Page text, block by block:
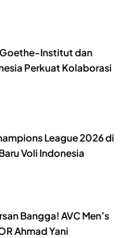
Institut dan
Perkuat Kolaborasi
League 2026 di
Voli Indonesia
Bangga! AVC Men’s
Ahmad Yani